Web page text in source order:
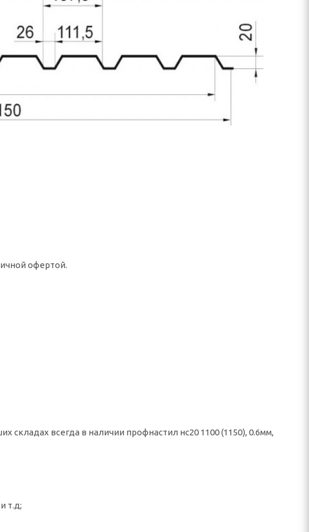
офертой.
складах всегда в наличии профнастил нс20 1100 (1150), 0.6мм,
т.д;